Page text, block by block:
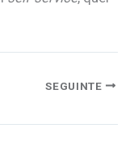
SEGUINTE